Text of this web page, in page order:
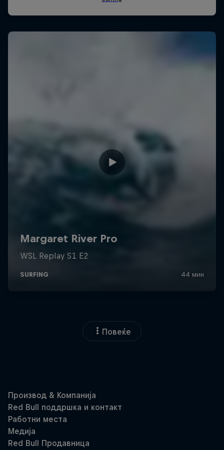
Повеќе